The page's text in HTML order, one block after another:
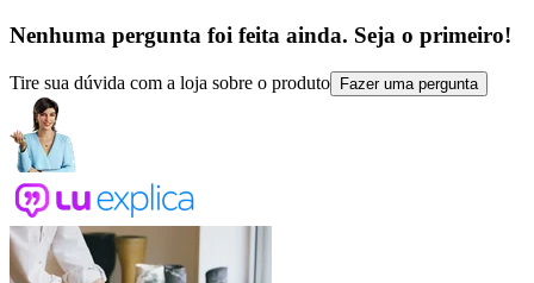
Nenhuma pergunta foi feita ainda. Seja o primeiro!
Tire sua dúvida com a loja sobre o produto Fazer uma pergunta